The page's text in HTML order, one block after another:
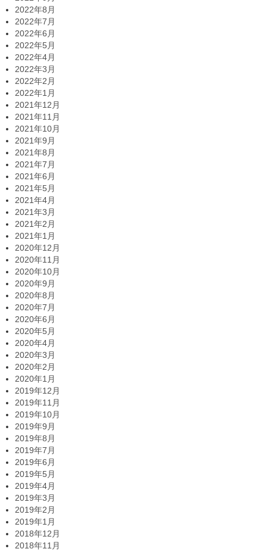
2022年8月
2022年7月
2022年6月
2022年5月
2022年4月
2022年3月
2022年2月
2022年1月
2021年12月
2021年11月
2021年10月
2021年9月
2021年8月
2021年7月
2021年6月
2021年5月
2021年4月
2021年3月
2021年2月
2021年1月
2020年12月
2020年11月
2020年10月
2020年9月
2020年8月
2020年7月
2020年6月
2020年5月
2020年4月
2020年3月
2020年2月
2020年1月
2019年12月
2019年11月
2019年10月
2019年9月
2019年8月
2019年7月
2019年6月
2019年5月
2019年4月
2019年3月
2019年2月
2019年1月
2018年12月
2018年11月